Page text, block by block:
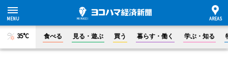
35°C 食べる 見る・遊ぶ 買う 暮らす・働く 学ぶ・知る